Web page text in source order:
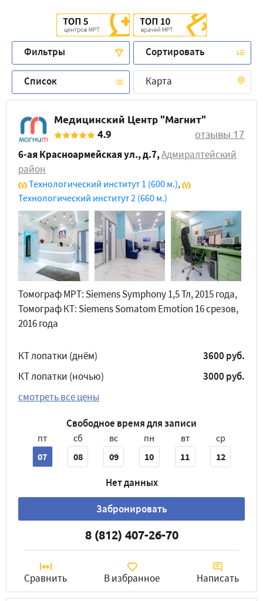
Фильтры
Список
Сортировать
Карта
Медицинский Центр "Магнит"
4.9
отзывы 17
6-ая Красноармейская ул., д.7,Адмиралтейский
район
Технологический институт 1 (600 м.),
Технологический институт 2 (660 м.)
Томограф МРТ: Siemens Symphony 1,5 Тл, 2015 года,
Томограф КТ: Siemens Somatom Emotion 16 срезов,
2016 года
КТ лопатки (днём)
3600 руб.
КТ лопатки (ночью)
3000 руб.
смотреть все цены
Свободное время для записи
пт
07
сб
08
вс
09
пн
10
вт
11
ср
12
Нет данных
Забронировать
8 (812) 407-26-70
Сравнить В избранное Написать